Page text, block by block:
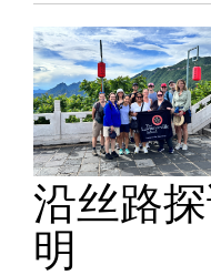
沿丝路
明